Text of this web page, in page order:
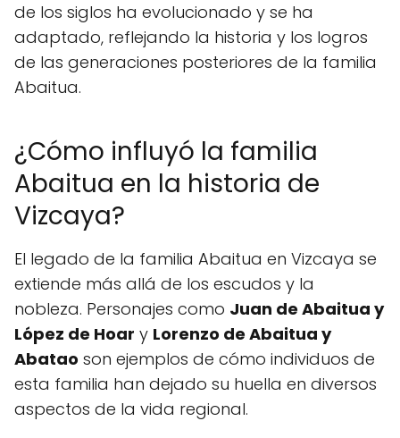
de los siglos ha evolucionado y se ha
adaptado, reflejando la historia y los logros
de las generaciones posteriores de la familia
Abaitua.
¿Cómo influyó la familia
Abaitua en la historia de
Vizcaya?
El legado de la familia Abaitua en Vizcaya se
extiende más allá de los escudos y la
nobleza. Personajes como Juan de Abaitua y
López de Hoar y Lorenzo de Abaitua y
Abatao son ejemplos de cómo individuos de
esta familia han dejado su huella en diversos
aspectos de la vida regional.